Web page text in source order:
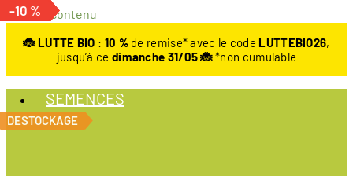
Aller au contenu
🐞 LUTTE BIO : 10 %de remise* avec le code LUTTEBIO26,
jusqu’à ce dimanche 31/05 🐞*non cumulable
SEMENCES
-7 %
-10 %
-15 %
-10 %
-10 %
-34 %
-20 %
-20 %
-20 %
-20 %
-30 %
DESTOCKAGE
-15 %
-15 %
-15 %
-15 %
-15 %
-10 %